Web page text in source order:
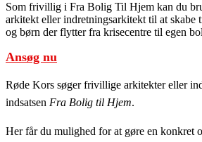
Som frivillig i Fra Bolig Til Hjem kan du
arkitekt eller indretningsarkitekt til at skabe
og børn der flytter fra krisecentre til egen
Ansøg nu
Røde Kors søger frivillige arkitekter eller
indsatsen Fra Bolig til Hjem.
Her får du mulighed for at gøre en konkret